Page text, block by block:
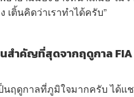
เติ้นคิดว่าเราทำได้ครับ”
สำคัญที่สุดจากฤดูกาล FIA
ป็นฤดูกาลที่ภูมิใจมากครับ ได้